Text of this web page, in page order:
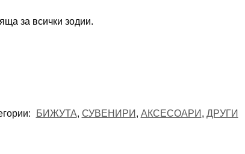
за всички зодии.
БИЖУТА, СУВЕНИРИ , АКСЕСОАРИ , ДРУГИ